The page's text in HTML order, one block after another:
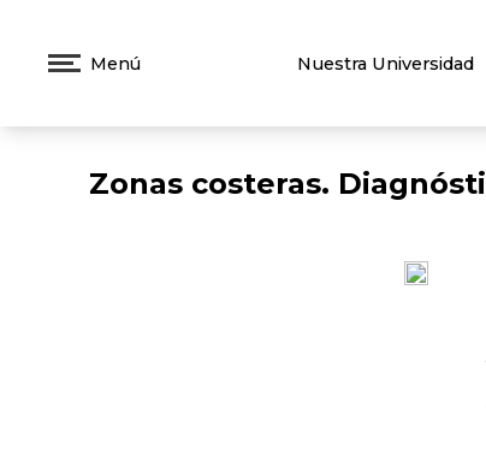
Menú Nuestra Universidad
Zonas costeras.